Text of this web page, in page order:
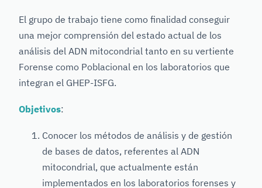
El grupo de trabajo tiene como finalidad conseguir
una mejor comprensión del estado actual de los
análisis del ADN mitocondrial tanto en su vertiente
Forense como Poblacional en los laboratorios que
integran el GHEP-ISFG.
Objetivos:
Conocer los métodos de análisis y de gestión
de bases de datos, referentes al ADN
mitocondrial, que actualmente están
implementados en los laboratorios forenses y